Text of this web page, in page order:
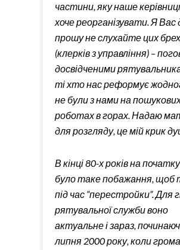
частини, яку наше
хоче реорганізувати. Я Вас
прошу не слухайте цих
(клерків з управління) –
досвідченими
ті хто нас реформує
не були з нами на
роботах в горах. Надаю
для розгляду, це мій крик
В кінці 80-х років на
було таке побажання, щоб
під час “перестройки”. Для
рятувальної служби воно
актуальне і зараз,
липня 2000 року, коли